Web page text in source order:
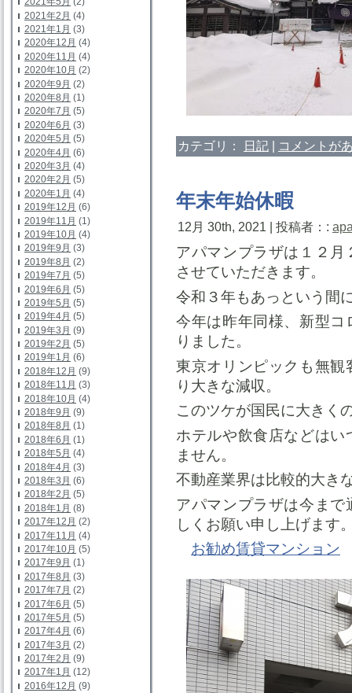
2021年2月 (4)
2021年1月 (3)
2020年12月 (4)
2020年11月 (4)
2020年10月 (2)
2020年9月 (2)
2020年8月 (1)
2020年7月 (5)
2020年6月 (3)
2020年5月 (5)
2020年4月 (6)
2020年3月 (4)
2020年2月 (5)
2020年1月 (4)
2019年12月 (6)
2019年11月 (1)
2019年10月 (4)
2019年9月 (3)
2019年8月 (2)
2019年7月 (5)
2019年6月 (5)
2019年5月 (5)
2019年4月 (5)
2019年3月 (9)
2019年2月 (5)
2019年1月 (6)
2018年12月 (9)
2018年11月 (3)
2018年10月 (4)
2018年9月 (9)
2018年8月 (1)
2018年6月 (1)
2018年5月 (4)
2018年4月 (3)
2018年3月 (6)
2018年2月 (5)
2018年1月 (8)
2017年12月 (2)
2017年11月 (4)
2017年10月 (5)
2017年9月 (1)
2017年8月 (3)
2017年7月 (2)
2017年6月 (5)
2017年5月 (5)
2017年4月 (6)
2017年3月 (2)
2017年2月 (9)
2017年1月 (12)
2016年12月 (9)
カテゴリ： 日記 | コメントが
年末年始休暇
12月 30th, 2021 | 投稿者：:
アパマンプラザは１２
させていただきます。
令和３年もあっという間
今年は昨年同様、新型
りました。
東京オリンピックも無
り大きな減収。
このツケが国民に大きく
ホテルや飲食店などは
ません。
不動産業界は比較的大き
アパマンプラザは今ま
しくお願い申し上げます
お勧め賃貸マンション